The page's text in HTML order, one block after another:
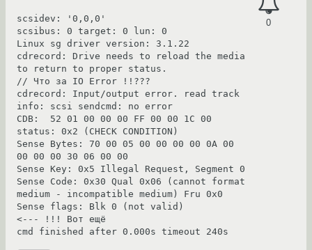
0
scsidev: '0,0,0'
scsibus: 0 target: 0 lun: 0
Linux sg driver version: 3.1.22
cdrecord: Drive needs to reload the media
to return to proper status.
// Что за IO Error !!???
cdrecord: Input/output error. read track
info: scsi sendcmd: no error
CDB:  52 01 00 00 00 FF 00 00 1C 00
status: 0x2 (CHECK CONDITION)
Sense Bytes: 70 00 05 00 00 00 00 0A 00
00 00 00 30 06 00 00
Sense Key: 0x5 Illegal Request, Segment 0
Sense Code: 0x30 Qual 0x06 (cannot format
medium - incompatible medium) Fru 0x0
Sense flags: Blk 0 (not valid)
<--- !!! Вот ещё
cmd finished after 0.000s timeout 240s